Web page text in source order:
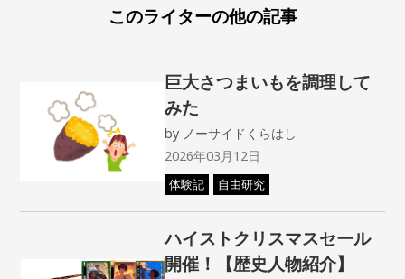
このライターの他の記事
巨大さつまいもを調理して
みた
by ノーサイドくらはし
2026年03月12日
体験記 自由研究
ハイストクリスマスセール
開催！【歴史人物紹介】